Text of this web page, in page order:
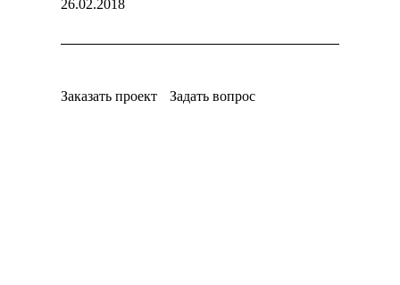
26.02.2018
Заказать проект Задать вопрос